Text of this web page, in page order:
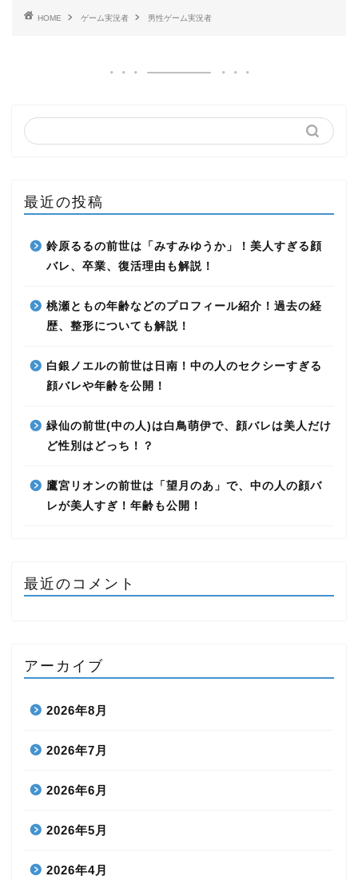
HOME ゲーム実況者 男性ゲーム実況者
最近の投稿
鈴原るるの前世は「みすみゆうか」！美人すぎる顔
バレ、卒業、復活理由も解説！
桃瀬ともの年齢などのプロフィール紹介！過去の経
歴、整形についても解説！
白銀ノエルの前世は日南！中の人のセクシーすぎる
顔バレや年齢を公開！
緑仙の前世(中の人)は白鳥萌伊で、顔バレは美人だけ
ど性別はどっち！？
鷹宮リオンの前世は「望月のあ」で、中の人の顔バ
レが美人すぎ！年齢も公開！
最近のコメント
アーカイブ
2026年8月
2026年7月
2026年6月
2026年5月
2026年4月